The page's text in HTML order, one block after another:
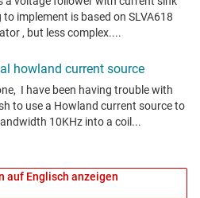
auf Englisch anzeigen